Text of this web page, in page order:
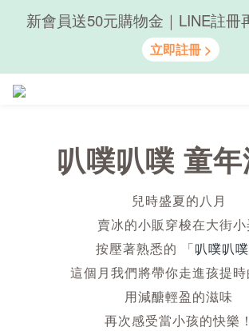
隨心享受｜貝果任選6組$899
新會員送50元購物金｜LINE註冊
叭噗叭噗 童
兒時盛夏的八月
賣冰的小販穿梭在大街
按壓著熟悉的 「叭噗叭噗
這個月我們將帶你走進孩提
用減醣輕盈的滋味
再次感受當小孩的快樂！